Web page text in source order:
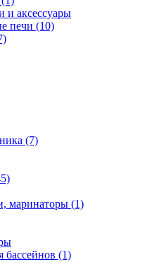
и аксессуары
печи (10)
(7)
маринаторы (1)
бассейнов (1)